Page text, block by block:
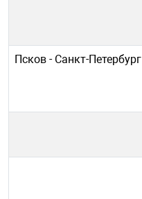
Псков - Санкт-Петербург